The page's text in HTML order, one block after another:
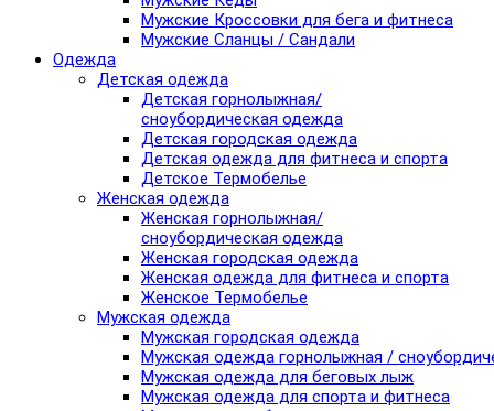
Мужские Кроссовки для бега и фитнеса
Мужские Сланцы / Сандали
Одежда
Детская одежда
Детская горнолыжная/
сноубордическая одежда
Детская городская одежда
Детская одежда для фитнеса и спорта
Детское Термобелье
Женская одежда
Женская горнолыжная/
сноубордическая одежда
Женская городская одежда
Женская одежда для фитнеса и спорта
Женское Термобелье
Мужская одежда
Мужская городская одежда
Мужская одежда горнолыжная /
Мужская одежда для беговых лыж
Мужская одежда для спорта и фитнеса